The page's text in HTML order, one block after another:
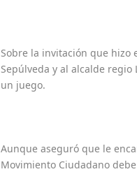
Sobre la invitación que hizo
Sepúlveda y al alcalde
un juego.
Aunque aseguró que le
Movimiento Ciudadano